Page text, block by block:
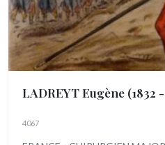
LADREYT Eugène (1832
4067